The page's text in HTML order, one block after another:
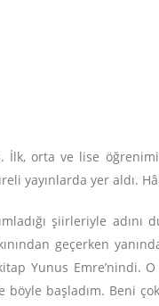
İlk, orta ve lise
yayınlarda yer aldı.
şiirleriyle
geçerken
Yunus Emre’nindi.
böyle başladım. Beni